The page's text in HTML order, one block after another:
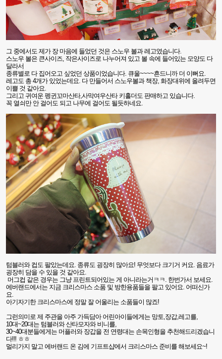
그 중에서도 제가 장 마음에 들었던 것은 스노우 볼과 레고였습니다.
스노우 볼은 큰사이즈, 작은사이즈로 나누어져 있고 볼 속에 들어있는 모양도 다
달라서
종류별로 다 집어오고 싶었던 상품이었습니다. 큐울~~~~흔드니까 더 이뻐요.
레고도 총 4개가 있었는데요. 다 만들어서 스노우볼과 책장,화장대위에 올려두면
이쁠 것 같아요.
그리고 귀여운 펭귄꼬마산타,사막여우산타 키홀더도 판매하고 있습니다.
꼭 열쇠만 안 걸어도 되고 나무에 걸어도 될듯하네요.
텀블러와 컵도 팔았는데요 종류도 굉장히 많아요! 무엇보다 크기거 커요 음료가
굉장히 담을 수 있을 것 같아요
머그컵 같은 경우는 그냥 프린트되어있는 게 아니라는거ㅋㅋ 한번가서 보세요
에버랜드에서는 지금 크리스마스 소품 및 방한용품들을 팔고 있어요 어떠신가
요
아기자기한 크리스마스에 정말 잘 어울리는 소품들이 많죠!
그런의미로 제 주관을 아주 가득담아 어린아이들에게는 망토 장갑,레고를,
10대~20대는 텀블러와 산타모자와 비니를,
30~40대분들에게는 머플러와 장갑을 전 연령대는 손목인형을 추천해드리겠습니
다!!! ㅎㅎ
멀리가지 말고 에버랜드 온 김에 기프트샵에서 크리스마스 준비를 해보세요~!